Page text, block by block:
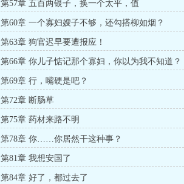
第57章 五百两银子，换一个太平，值
第60章 一个寡妇嫂子不够，还勾搭柳如烟？
第63章 狗官迟早要遭报应！
第66章 你儿子惦记那个寡妇，你以为我不知道？
第69章 行，嘴硬是吧？
第72章 断肠草
第75章 药材来路不明
第78章 你……你居然干这种事？
第81章 我想安国了
第84章 好了，都过去了